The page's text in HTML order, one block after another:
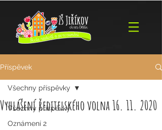
Příspěvek
Všechny příspěvky
Oznámení 2
Všechny příspěvky
Vyhlášení ředitelského volna 16. 11. 2020